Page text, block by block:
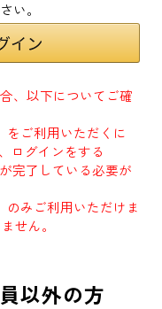
い。
、以下についてご確
をご利用いただくに
ログインをする
完了している必要が
のみご利用いただけま
せん。
以外の方